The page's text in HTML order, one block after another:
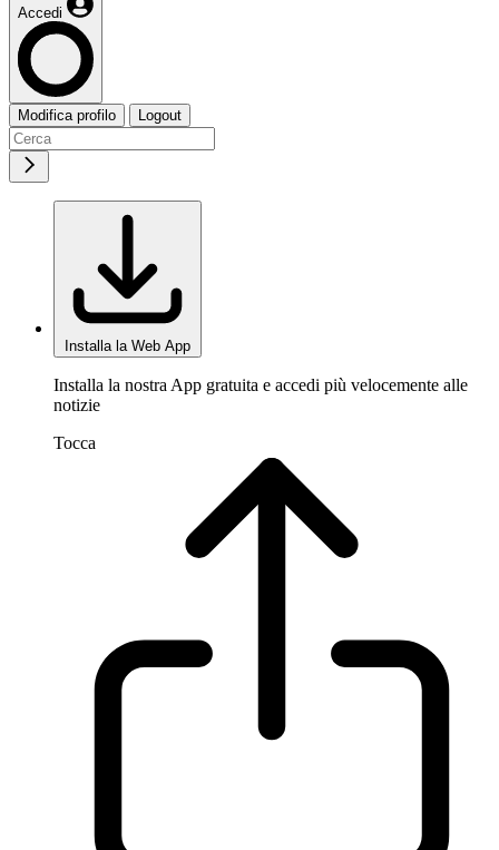
Accedi
Modifica profilo Logout
Installa la Web App
Installa la nostra App gratuita e accedi più velocemente alle
notizie
Tocca